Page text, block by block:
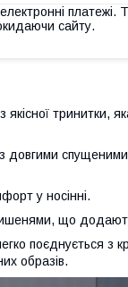
сайту.
якісної тринитки,
довгими
у носінні.
що додають
поєднується з
образів.